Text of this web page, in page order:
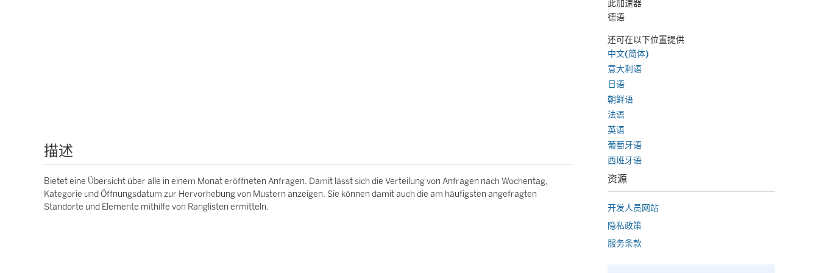
描述
Bietet eine Übersicht über alle in einem Monat eröffneten Anfragen. Damit lässt sich die Verteilung von Anfragen nach Wochentag,
Kategorie und Öffnungsdatum zur Hervorhebung von Mustern anzeigen. Sie können damit auch die am häufigsten angefragten
Standorte und Elemente mithilfe von Ranglisten ermitteln.
此加速器
德语
还可在以下位置提供
中文(简体)
意大利语
日语
朝鲜语
法语
英语
葡萄牙语
西班牙语
资源
开发人员网站
隐私政策
服务条款